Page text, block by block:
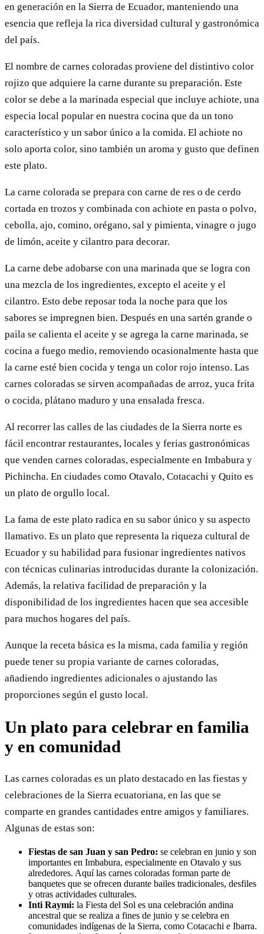
en generación en la Sierra de Ecuador, manteniendo una
esencia que refleja la rica diversidad cultural y gastronómica
del país.
El nombre de carnes coloradas proviene del distintivo color
rojizo que adquiere la carne durante su preparación. Este
color se debe a la marinada especial que incluye achiote, una
especia local popular en nuestra cocina que da un tono
característico y un sabor único a la comida. El achiote no
solo aporta color, sino también un aroma y gusto que definen
este plato.
La carne colorada se prepara con carne de res o de cerdo
cortada en trozos y combinada con achiote en pasta o polvo,
cebolla, ajo, comino, orégano, sal y pimienta, vinagre o jugo
de limón, aceite y cilantro para decorar.
La carne debe adobarse con una marinada que se logra con
una mezcla de los ingredientes, excepto el aceite y el
cilantro. Esto debe reposar toda la noche para que los
sabores se impregnen bien. Después en una sartén grande o
paila se calienta el aceite y se agrega la carne marinada, se
cocina a fuego medio, removiendo ocasionalmente hasta que
la carne esté bien cocida y tenga un color rojo intenso. Las
carnes coloradas se sirven acompañadas de arroz, yuca frita
o cocida, plátano maduro y una ensalada fresca.
Al recorrer las calles de las ciudades de la Sierra norte es
fácil encontrar restaurantes, locales y ferias gastronómicas
que venden carnes coloradas, especialmente en Imbabura y
Pichincha. En ciudades como Otavalo, Cotacachi y Quito es
un plato de orgullo local.
La fama de este plato radica en su sabor único y su aspecto
llamativo. Es un plato que representa la riqueza cultural de
Ecuador y su habilidad para fusionar ingredientes nativos
con técnicas culinarias introducidas durante la colonización.
Además, la relativa facilidad de preparación y la
disponibilidad de los ingredientes hacen que sea accesible
para muchos hogares del país.
Aunque la receta básica es la misma, cada familia y región
puede tener su propia variante de carnes coloradas,
añadiendo ingredientes adicionales o ajustando las
proporciones según el gusto local.
Un plato para celebrar en familia
y en comunidad
Las carnes coloradas es un plato destacado en las fiestas y
celebraciones de la Sierra ecuatoriana, en las que se
comparte en grandes cantidades entre amigos y familiares.
Algunas de estas son:
Fiestas de san Juan y san Pedro: se celebran en junio y son
importantes en Imbabura, especialmente en Otavalo y sus
alrededores. Aquí las carnes coloradas forman parte de
banquetes que se ofrecen durante bailes tradicionales, desfiles
y otras actividades culturales.
Inti Raymi: la Fiesta del Sol es una celebración andina
ancestral que se realiza a fines de junio y se celebra en
comunidades indígenas de la Sierra, como Cotacachi e Ibarra.